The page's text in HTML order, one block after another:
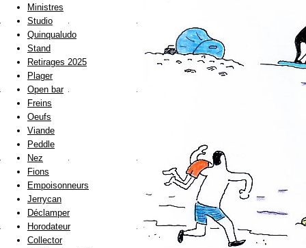
Ministres
Studio
Quinqualudo
Stand
Retirages 2025
Plager
Open bar
Freins
Oeufs
Viande
Peddle
Nez
Fions
Empoisonneurs
Jerrycan
Déclamper
Horodateur
Collector